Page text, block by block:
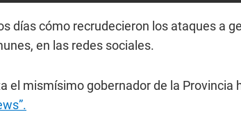
días cómo recrudecieron los ataques a
en las redes sociales.
el mismísimo gobernador de la